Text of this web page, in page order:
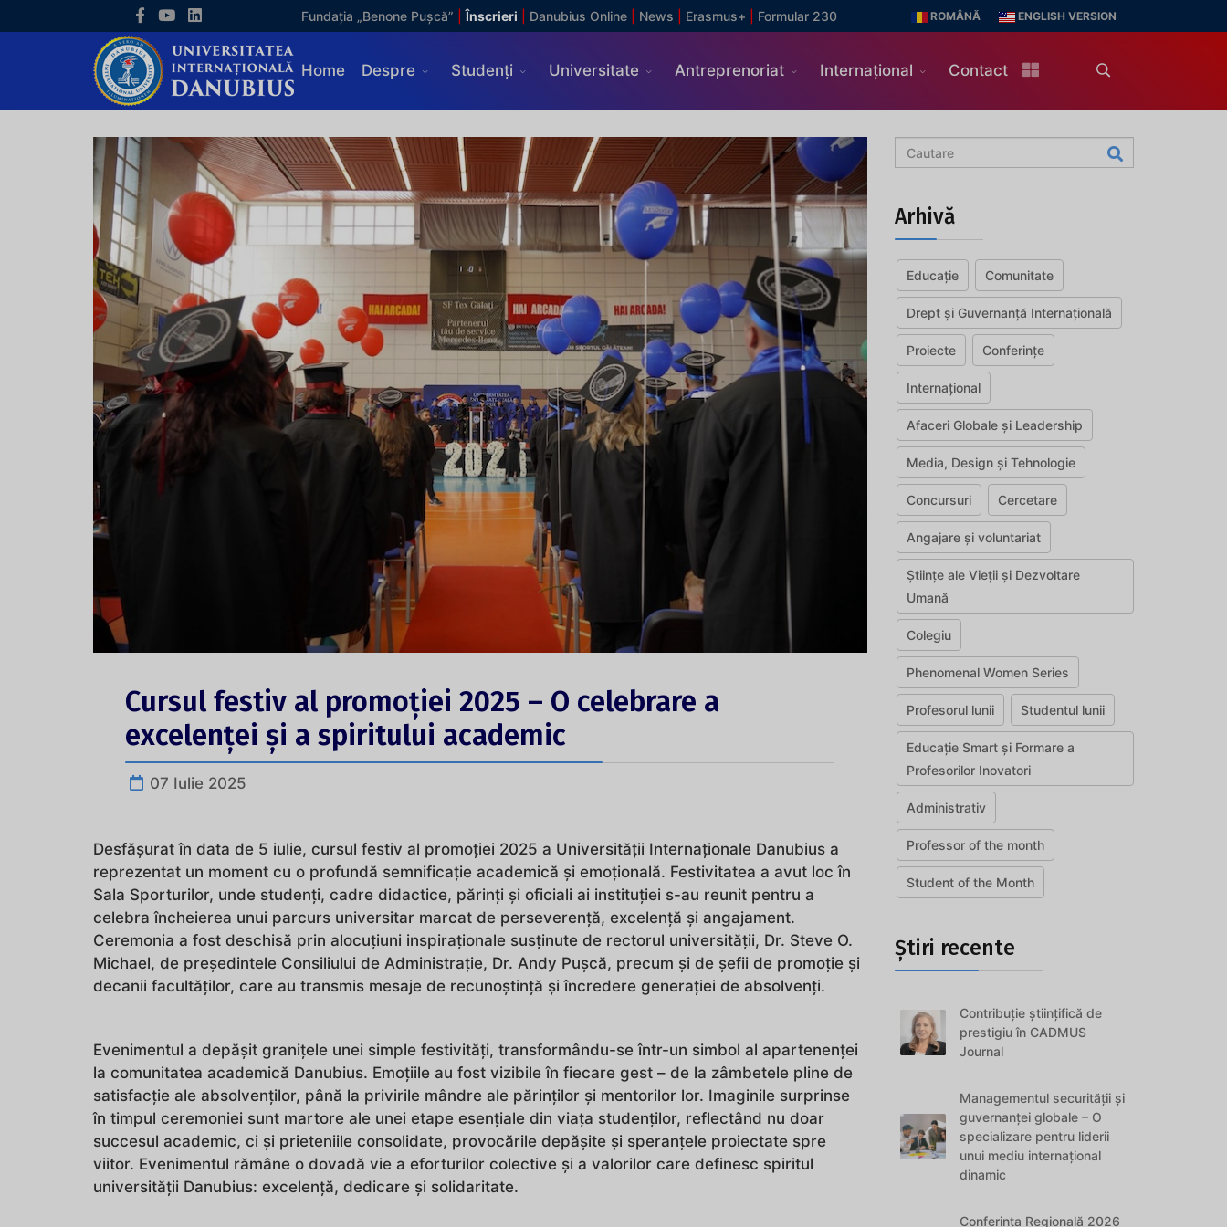
Fundația „Benone Pușcă” Înscrieri Danubius Online News Erasmus+ Formular 230 ROMÂNĂ ENGLISH VERSION
Home Despre Studenți Universitate Antreprenoriat Internațional Contact
Cursul festiv al promoției 2025 – O celebrare a
excelenței și a spiritului academic
07 Iulie 2025
Desfășurat în data de 5 iulie, cursul festiv al promoției 2025 a Universității Internaționale Danubius a
reprezentat un moment cu o profundă semnificație academică și emoțională. Festivitatea a avut loc în
Sala Sporturilor, unde studenți, cadre didactice, părinți și oficiali ai instituției s-au reunit pentru a
celebra încheierea unui parcurs universitar marcat de perseverență, excelență și angajament.
Ceremonia a fost deschisă prin alocuțiuni inspiraționale susținute de rectorul universității, Dr. Steve O.
Michael, de președintele Consiliului de Administrație, Dr. Andy Pușcă, precum și de șefii de promoție și
decanii facultăților, care au transmis mesaje de recunoștință și încredere generației de absolvenți.
Evenimentul a depășit granițele unei simple festivități, transformându-se într-un simbol al apartenenței
la comunitatea academică Danubius. Emoțiile au fost vizibile în fiecare gest – de la zâmbetele pline de
satisfacție ale absolvenților, până la privirile mândre ale părinților și mentorilor lor. Imaginile surprinse
în timpul ceremoniei sunt martore ale unei etape esențiale din viața studenților, reflectând nu doar
succesul academic, ci și prieteniile consolidate, provocările depășite și speranțele proiectate spre
viitor. Evenimentul rămâne o dovadă vie a eforturilor colective și a valorilor care definesc spiritul
universității Danubius: excelență, dedicare și solidaritate.
Arhivă
Educație Comunitate
Drept și Guvernanță Internațională
Proiecte Conferințe
Internațional
Afaceri Globale și Leadership
Media, Design și Tehnologie
Concursuri Cercetare
Angajare și voluntariat
Științe ale Vieții și Dezvoltare
Umană
Colegiu
Phenomenal Women Series
Profesorul lunii Studentul lunii
Educație Smart și Formare a
Profesorilor Inovatori
Administrativ
Professor of the month
Student of the Month
Știri recente
Contribuție științifică de
prestigiu în CADMUS
Journal
Managementul securității și
guvernanței globale – O
specializare pentru liderii
unui mediu internațional
dinamic
Conferința Regională 2026